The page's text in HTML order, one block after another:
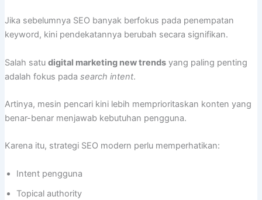
Jika sebelumnya SEO banyak berfokus pada penempatan
keyword, kini pendekatannya berubah secara signifikan.
Salah satu digital marketing new trendsyang paling penting
adalah fokus pada search intent.
Artinya, mesin pencari kini lebih memprioritaskan konten yang
benar-benar menjawab kebutuhan pengguna.
Karena itu, strategi SEO modern perlu memperhatikan:
Intent pengguna
Topical authority